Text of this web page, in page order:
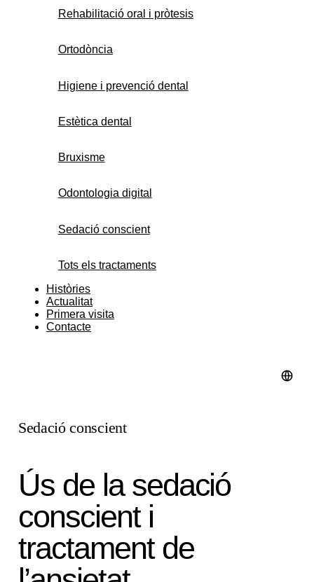
Rehabilitació oral i pròtesis
Ortodòncia
Higiene i prevenció dental
Estètica dental
Bruxisme
Odontologia digital
Sedació conscient
Tots els tractaments
Històries
Actualitat
Primera visita
Contacte
Sedació conscient
Ús de la sedació
conscient i
tractament de